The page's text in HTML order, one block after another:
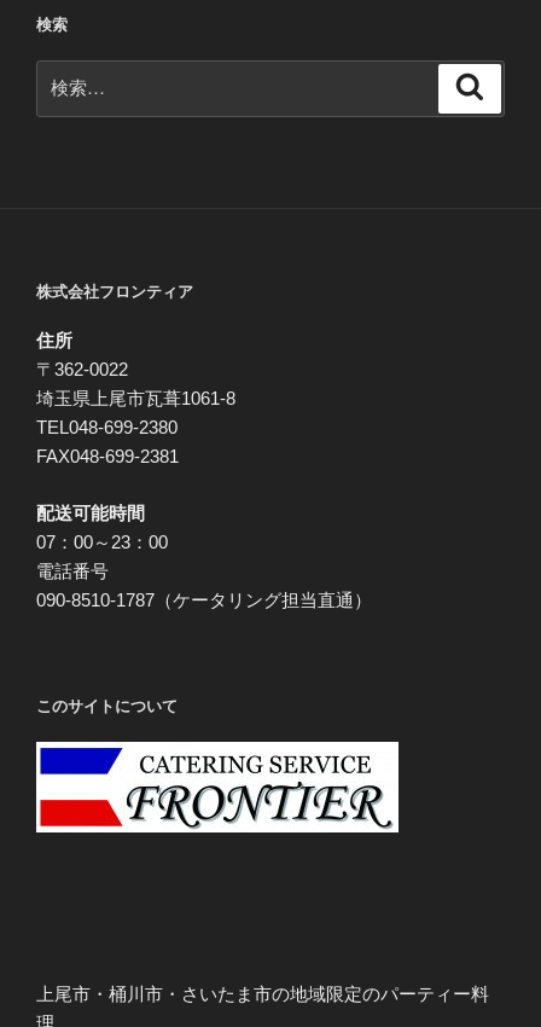
ビ
ー
シ
検索
索:
株式会社フロンティア
住所
〒362-0022
埼玉県上尾市瓦葺1061-8
TEL048-699-2380
FAX048-699-2381
配送可能時間
07：00～23：00
電話番号
090-8510-1787（ケータリング担当直通）
このサイトについて
上尾市・桶川市・さいたま市の地域限定のパーティー料
理